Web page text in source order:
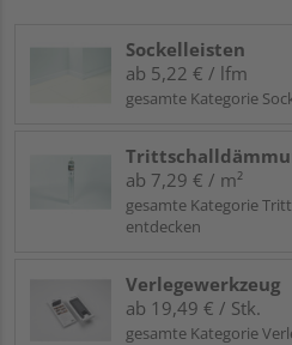
Sockelleisten
ab 5,22 € / lfm
gesamte Kategorie
ab 7,29 € / m²
gesamte Kategorie
entdecken
Verlegewerkzeug
ab 19,49 € / Stk.
gesamte Kategorie